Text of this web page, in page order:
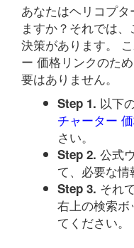
あなたはヘリコプ
ますか？それでは
決策があります。
ー 価格リンクのた
要はありません。
Step 1. 以下
チャーター
さい。
Step 2. 公式
て、必要な情
Step 3. それ
右上の検索
てください。